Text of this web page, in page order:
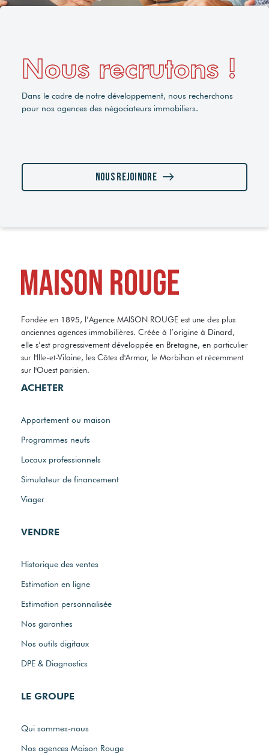
Nous recrutons !
Dans le cadre de notre développement, nous recherchons
pour nos agences des négociateurs immobiliers.
Nous rejoindre
Fondée en 1895, l’Agence MAISON ROUGE est une des plus
anciennes agences immobilières. Créée à l’origine à Dinard,
elle s’est progressivement développée en Bretagne, en particulier
sur l'Ille-et-Vilaine, les Côtes d'Armor, le Morbihan et récemment
sur l'Ouest parisien.
ACHETER
Appartement ou maison
Programmes neufs
Locaux professionnels
Simulateur de financement
Viager
VENDRE
Historique des ventes
Estimation en ligne
Estimation personnalisée
Nos garanties
Nos outils digitaux
DPE & Diagnostics
LE GROUPE
Qui sommes-nous
Nos agences Maison Rouge